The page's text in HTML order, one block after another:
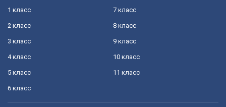
1 класс
2 класс
3 класс
4 класс
5 класс
6 класс
7 класс
8 класс
9 класс
10 класс
11 класс